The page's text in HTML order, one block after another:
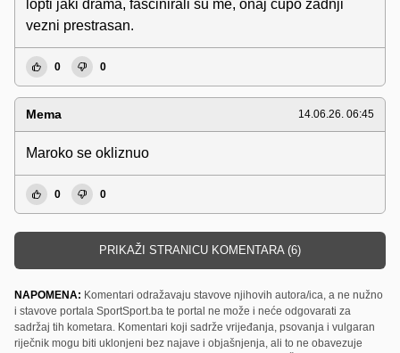
lopti jaki drama, fascinirali su me, onaj cupo zadnji
vezni prestrasan.
0 0
Mema 14.06.26. 06:45
Maroko se okliznuo
0 0
PRIKAŽI STRANICU KOMENTARA (6)
NAPOMENA: Komentari odražavaju stavove njihovih autora/ica, a ne nužno
i stavove portala SportSport.ba te portal ne može i neće odgovarati za
sadržaj tih kometara. Komentari koji sadrže vrijeđanja, psovanja i vulgaran
riječnik mogu biti uklonjeni bez najave i objašnjenja, ali to ne obavezuje